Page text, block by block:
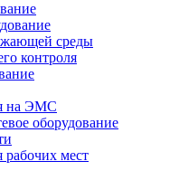
среды
контроля
на ЭМС
оборудование
рабочих мест